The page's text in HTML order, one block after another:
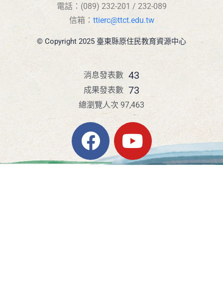
電話：(089) 232-201 / 232-089
信箱： ttierc@ttct.edu.tw
© Copyright 2025 臺東縣原住民教育資源中心
43
消息發表數
73
成果發表數
總瀏覽人次 97,463